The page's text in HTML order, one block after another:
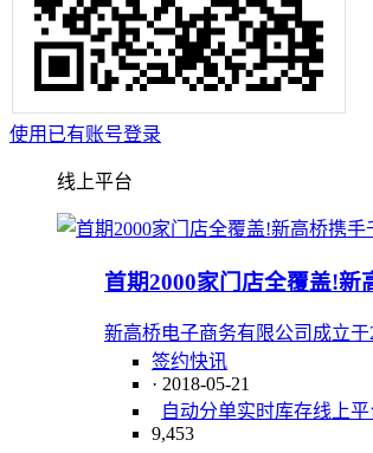
使用已有账号登录
线上平台
首期2000家门店全覆盖!新
新高桥电子商务有限公司成立
签约快讯
· 2018-05-21
自动分单实时库存线上平
9,453